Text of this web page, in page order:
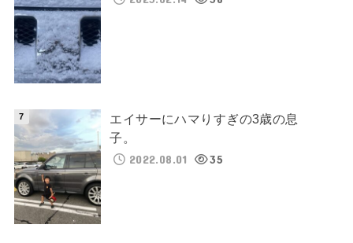
エイサーにハマりすぎの3歳の息
子。
2022.08.01
35